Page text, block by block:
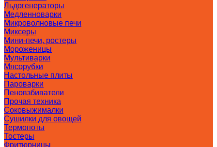
Льдогенераторы
Медленноварки
Микроволновые печи
Миксеры
Мини-печи, ростеры
Мороженицы
Мультиварки
Мясорубки
Настольные плиты
Пароварки
Пеновзбиватели
Прочая техника
Соковыжималки
Сушилки для овощей
Термопоты
Тостеры
Фритюрницы